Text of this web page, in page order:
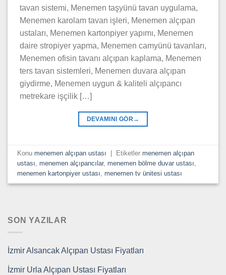
tavan sistemi, Menemen taşyünü tavan uygulama,
Menemen karolam tavan işleri, Menemen alçıpan
ustaları, Menemen kartonpiyer yapımı, Menemen
daire stropiyer yapma, Menemen camyünü tavanları,
Menemen ofisin tavanı alçıpan kaplama, Menemen
ters tavan sistemleri, Menemen duvara alçıpan
giydirme, Menemen uygun & kaliteli alçıpancı
metrekare işçilik […]
DEVAMINI GÖR →
Konumenemen alçıpan ustası Etiketlermenemen alçıpan
ustası ,menemen alçıpancılar,menemen bölme duvar ustası
menemen kartonpiyer ustası ,menemen tv ünitesi ustası
SON YAZILAR
İzmir Alsancak Alçıpan Ustası Fiyatları
İzmir Urla Alçıpan Ustası Fiyatları